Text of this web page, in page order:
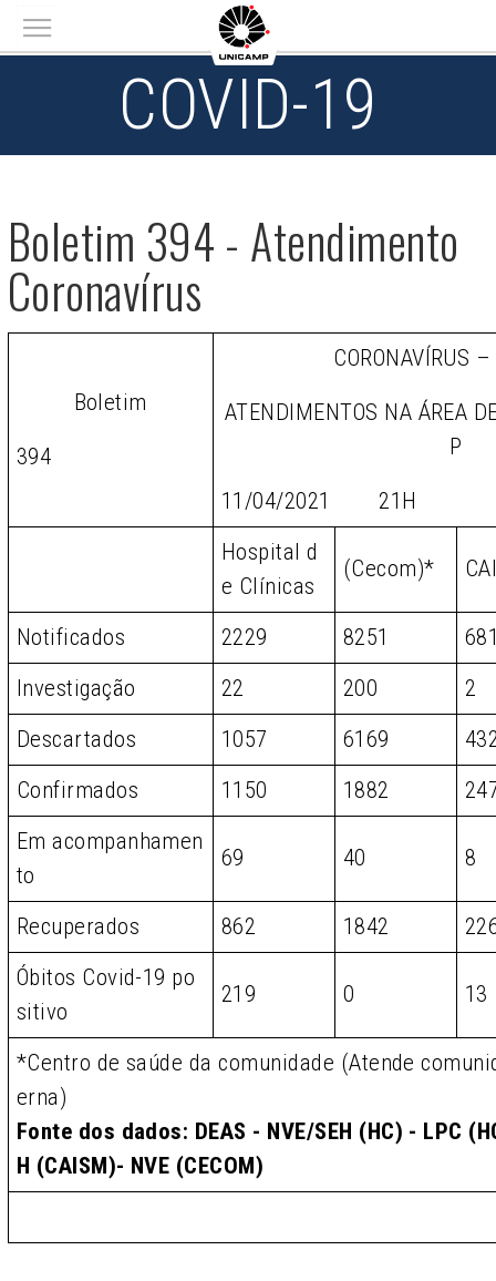
Main menu
COVID-19
Boletim 394 - Atendimento
Coronavírus
Boletim
394
CORONAVÍRUS
ATENDIMENTOS NA ÁREA
P
11/04/2021 21H
Hospital d
e Clínicas
(Cecom)*
Notificados 2229 8251
Investigação
22 200
2
Descartados
1057 6169
Confirmados
1150 1882
Em acompanhamen
to
69 40 8
Recuperados 862 1842
Óbitos Covid-19 po
sitivo
219 0 13
*Centro de saúde da comunidade (Atende
erna)
Fonte dos dados: DEAS - NVE/SEH (HC) - LPC
H (CAISM)- NVE (CECOM)